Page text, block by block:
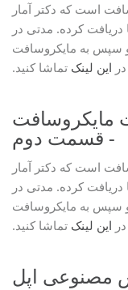
است که دکتر آمار
کرده. مدتی در
و سپس به مایکروسافت
این لینک تماشا کنید.
مایکروسافت
- قسمت دوم
است که دکتر آمار
کرده. مدتی در
و سپس به مایکروسافت
این لینک تماشا کنید.
مصنوعی اپل